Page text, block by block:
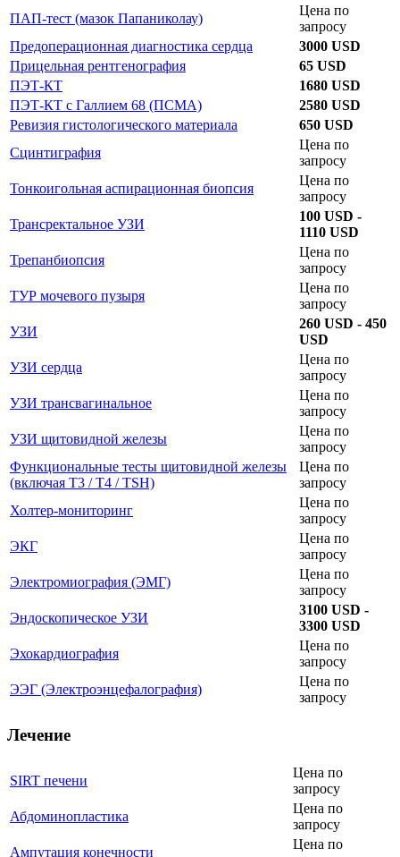
ПАП-тест (мазок Папаниколау)
Цена по
запросу
Предоперационная диагностика сердца
3000 USD
Прицельная рентгенография
65 USD
ПЭТ-КТ
1680 USD
ПЭТ-КТ с Галлием 68 (ПСМА)
2580 USD
Ревизия гистологического материала
650 USD
Сцинтиграфия
Цена по
запросу
Тонкоигольная аспирационная биопсия
Цена по
запросу
Трансректальное УЗИ
100 USD -
1110 USD
Трепанбиопсия
Цена по
запросу
ТУР мочевого пузыря
Цена по
запросу
УЗИ
260 USD - 450
USD
УЗИ сердца
Цена по
запросу
УЗИ трансвагинальное
Цена по
запросу
УЗИ щитовидной железы
Цена по
запросу
Функциональные тесты щитовидной железы
(включая T3 / T4 / TSH)
Цена по
запросу
Холтер-мониторинг
Цена по
запросу
ЭКГ
Цена по
запросу
Электромиография (ЭМГ)
Цена по
запросу
Эндоскопическое УЗИ
3100 USD -
3300 USD
Эхокардиография
Цена по
запросу
ЭЭГ (Электроэнцефалография)
Цена по
запросу
Лечение
SIRT печени
Цена по
запросу
Абдоминопластика
Цена по
запросу
Ампутация конечности
Цена по